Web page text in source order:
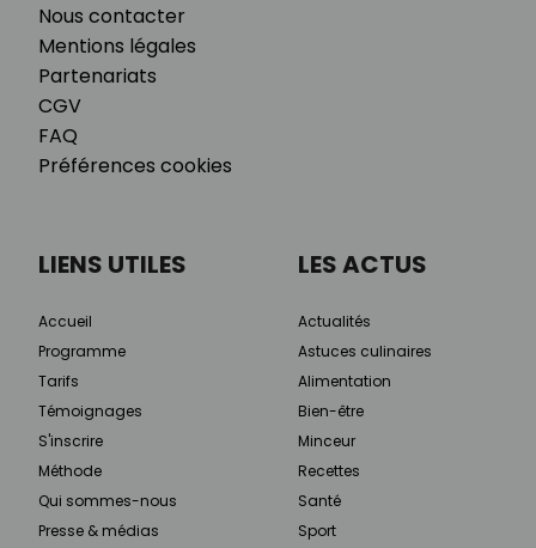
Nous contacter
Mentions légales
Partenariats
CGV
FAQ
Préférences cookies
LIENS UTILES
Accueil
Programme
Tarifs
Témoignages
S'inscrire
Méthode
Qui sommes-nous
Presse & médias
LES ACTUS
Actualités
Astuces culinaires
Alimentation
Bien-être
Minceur
Recettes
Santé
Sport